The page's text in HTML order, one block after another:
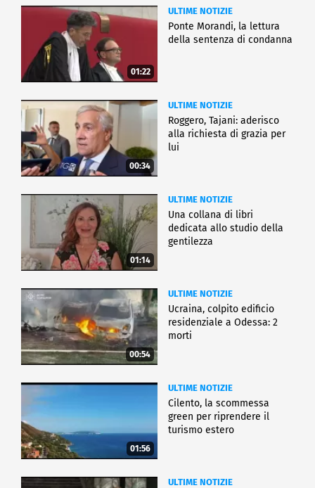
01:22
ULTIME NOTIZIE
Ponte Morandi, la lettura
della sentenza di condanna
00:34
ULTIME NOTIZIE
Roggero, Tajani: aderisco
alla richiesta di grazia per
lui
01:14
ULTIME NOTIZIE
Una collana di libri
dedicata allo studio della
gentilezza
00:54
ULTIME NOTIZIE
Ucraina, colpito edificio
residenziale a Odessa: 2
morti
01:56
ULTIME NOTIZIE
Cilento, la scommessa
green per riprendere il
turismo estero
ULTIME NOTIZIE